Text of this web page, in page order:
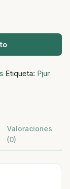
Etiqueta: Pjur
Valoraciones
(0)